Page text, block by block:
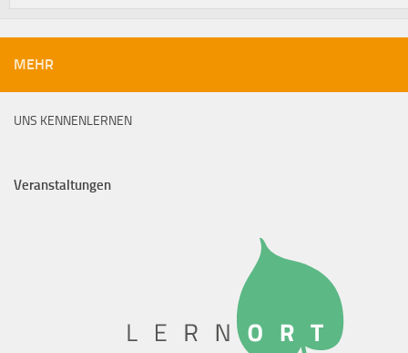
MEHR
UNS KENNENLERNEN
Veranstaltungen